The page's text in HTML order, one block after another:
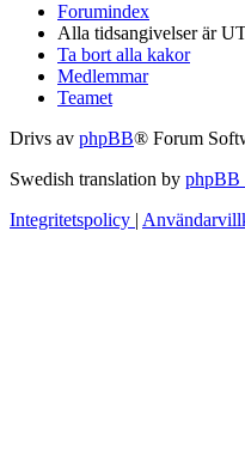
Forumindex
Alla tidsangivelser är
Ta bort alla kakor
Medlemmar
Teamet
Drivs av phpBB® Forum
Swedish translation by phpBB
Integritetspolicy |